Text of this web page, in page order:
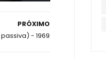
PRÓXIMO
- 1969